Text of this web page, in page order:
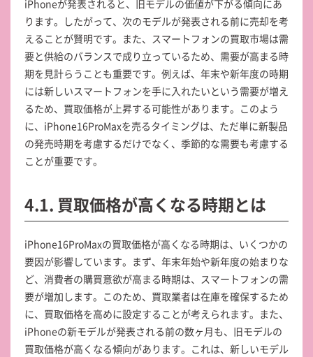
iPhoneが発表されると、旧モデルの価値が下がる傾向にあ
ります。したがって、次のモデルが発表される前に売却を考
えることが賢明です。また、スマートフォンの買取市場は需
要と供給のバランスで成り立っているため、需要が高まる時
期を見計らうことも重要です。例えば、年末や新年度の時期
には新しいスマートフォンを手に入れたいという需要が増え
るため、買取価格が上昇する可能性があります。このよう
に、iPhone16ProMaxを売るタイミングは、ただ単に新製品
の発売時期を考慮するだけでなく、季節的な需要も考慮する
ことが重要です。
4.1. 買取価格が高くなる時期とは
iPhone16ProMaxの買取価格が高くなる時期は、いくつかの
要因が影響しています。まず、年末年始や新年度の始まりな
ど、消費者の購買意欲が高まる時期は、スマートフォンの需
要が増加します。このため、買取業者は在庫を確保するため
に、買取価格を高めに設定することが考えられます。また、
iPhoneの新モデルが発表される前の数ヶ月も、旧モデルの
買取価格が高くなる傾向があります。これは、新しいモデル